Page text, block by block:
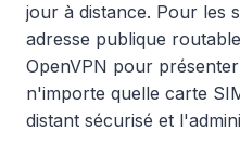
jour à distance. Pour les
adresse publique
OpenVPN pour
n'importe quelle carte
distant sécurisé et